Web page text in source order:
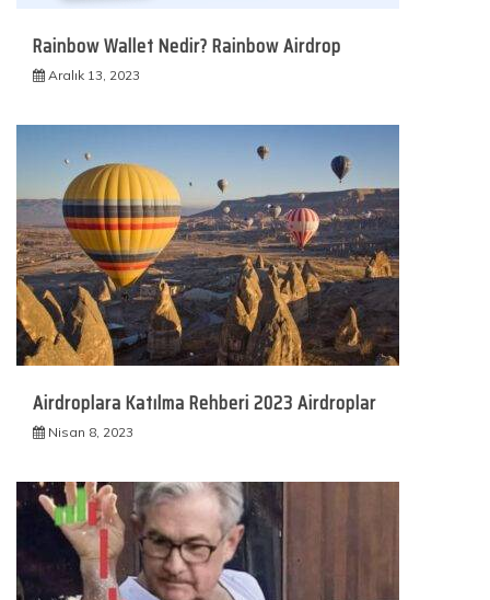
Rainbow Wallet Nedir? Rainbow Airdrop
Aralık 13, 2023
Airdroplara Katılma Rehberi 2023 Airdroplar
Nisan 8, 2023